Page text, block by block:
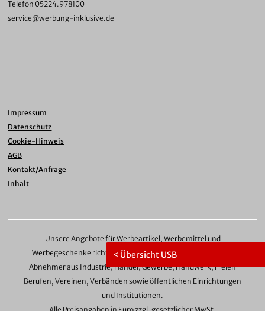
Telefon 05224.978100
service@werbung-inklusive.de
Impressum
Datenschutz
Cookie-Hinweis
AGB
Kontakt/Anfrage
Inhalt
Unsere Angebote für Werbeartikel, Werbemittel und
Werbegeschenke richten sich ausschließlich an gewerbliche
Abnehmer aus Industrie, Handel, Gewerbe, Handwerk, Freien
Berufen, Vereinen, Verbänden sowie öffentlichen Einrichtungen
und Institutionen.
< Übersicht USB